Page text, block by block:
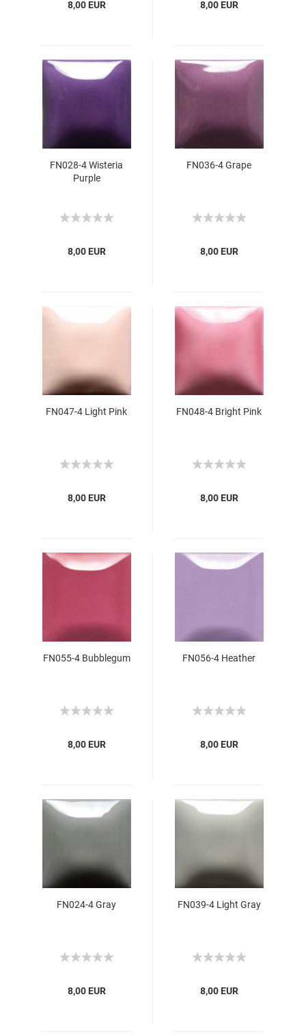
8,00 EUR 8,00 EUR
FN028-4 Wisteria
Purple
8,00 EUR
FN036-4 Grape
8,00 EUR
FN047-4 Light Pink
8,00 EUR
FN048-4 Bright Pink
8,00 EUR
FN055-4 Bubblegum
8,00 EUR
FN056-4 Heather
8,00 EUR
FN024-4 Gray
8,00 EUR
FN039-4 Light Gray
8,00 EUR